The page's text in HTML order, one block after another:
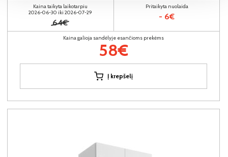
Kaina taikyta laikotarpiu
2026-06-30 iki 2026-07-29
64€
Pritaikyta nuolaida
- 6€
Kaina galioja sandėlyje esančioms prekėms
58€
Į krepšelį